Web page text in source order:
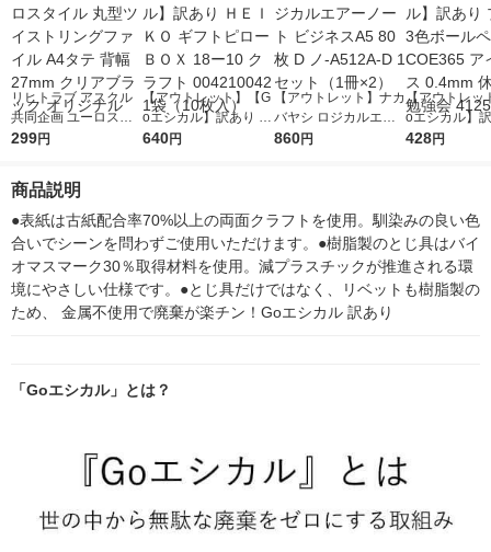
リヒトラブ アスクル
共同企画 ユーロスタ
イル 丸型ツイストリ
ラック オリジナル
299円
【アウトレット】【G
oエシカル】訳あり Ｈ
ＥＩＫＯ ギフトピロ
640円
【アウトレット】ナカ
バヤシ ロジカルエア
ーノート ビジネスA5
860円
【アウトレッ
oエシカル】
ラス 3色ボー
428円
商品説明
●表紙は古紙配合率70%以上の両面クラフトを使用。馴染みの良い色
合いでシーンを問わずご使用いただけます。●樹脂製のとじ具はバイ
オマスマーク30％取得材料を使用。減プラスチックが推進される環
境にやさしい仕様です。●とじ具だけではなく、リベットも樹脂製の
ため、 金属不使用で廃棄が楽チン！Goエシカル 訳あり
「Goエシカル」とは？